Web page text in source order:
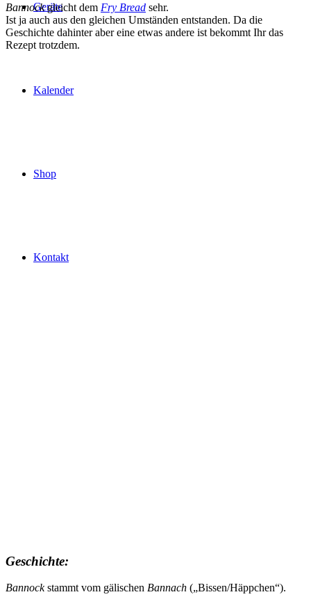
Geräte
Kalender
Shop
Kontakt
Bannockgleicht dem Fry Bread sehr.
Ist ja auch aus den gleichen Umständen entstanden. Da die
Geschichte dahinter aber eine etwas andere ist bekommt Ihr das
Rezept trotzdem.
Geschichte:
Bannockstammt vom gälischen Bannach („Bissen/Häppchen“).